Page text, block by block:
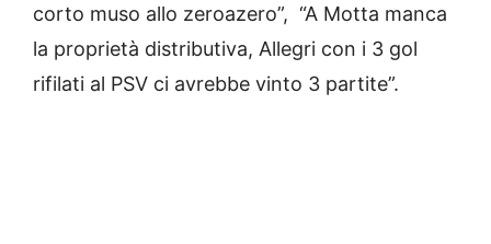
corto muso allo zeroazero”, “A Motta manca
la proprietà distributiva, Allegri con i 3 gol
rifilati al PSV ci avrebbe vinto 3 partite”.